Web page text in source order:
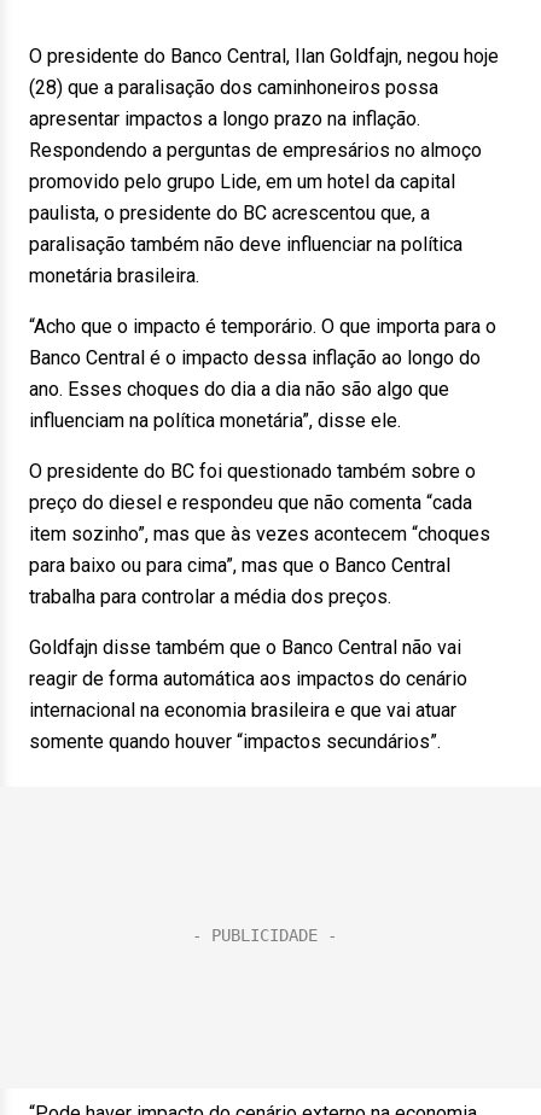
O presidente do Banco Central, Ilan Goldfajn, negou hoje
(28) que a paralisação dos caminhoneiros possa
apresentar impactos a longo prazo na inflação.
Respondendo a perguntas de empresários no almoço
promovido pelo grupo Lide, em um hotel da capital
paulista, o presidente do BC acrescentou que, a
paralisação também não deve influenciar na política
monetária brasileira.
“Acho que o impacto é temporário. O que importa para o
Banco Central é o impacto dessa inflação ao longo do
ano. Esses choques do dia a dia não são algo que
influenciam na política monetária”, disse ele.
O presidente do BC foi questionado também sobre o
preço do diesel e respondeu que não comenta “cada
item sozinho”, mas que às vezes acontecem “choques
para baixo ou para cima”, mas que o Banco Central
trabalha para controlar a média dos preços.
Goldfajn disse também que o Banco Central não vai
reagir de forma automática aos impactos do cenário
internacional na economia brasileira e que vai atuar
somente quando houver “impactos secundários”.